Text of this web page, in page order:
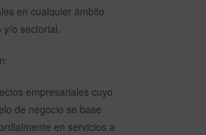
en cualquier ámbito
y/o sectorial.
empresariales cuyo
de negocio se base
en servicios a